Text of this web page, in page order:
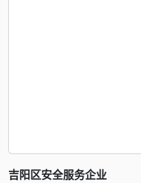
吉阳区安全服务企业